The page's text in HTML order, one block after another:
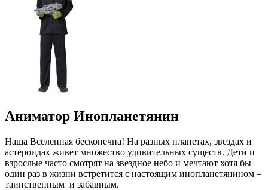
Аниматор Инопланетянин
Наша Вселенная бесконечна! На разных планетах, звездах и
астероидах живет множество удивительных существ. Дети и
взрослые часто смотрят на звездное небо и мечтают хотя бы
один раз в жизни встретится с настоящим инопланетянином –
таинственным и забавным.